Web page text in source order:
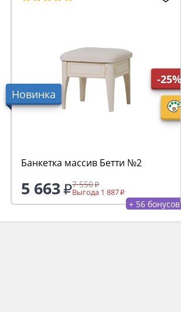
Новинка
-25%
Банкетка массив Бетти №2
5 663 7 550
Выгода 1 887
+ 56 бонусов